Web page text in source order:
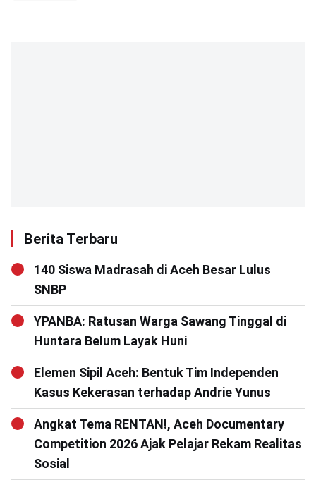
Berita Terbaru
140 Siswa Madrasah di Aceh Besar Lulus
SNBP
YPANBA: Ratusan Warga Sawang Tinggal di
Huntara Belum Layak Huni
Elemen Sipil Aceh: Bentuk Tim Independen
Kasus Kekerasan terhadap Andrie Yunus
Angkat Tema RENTAN!, Aceh Documentary
Competition 2026 Ajak Pelajar Rekam Realitas
Sosial